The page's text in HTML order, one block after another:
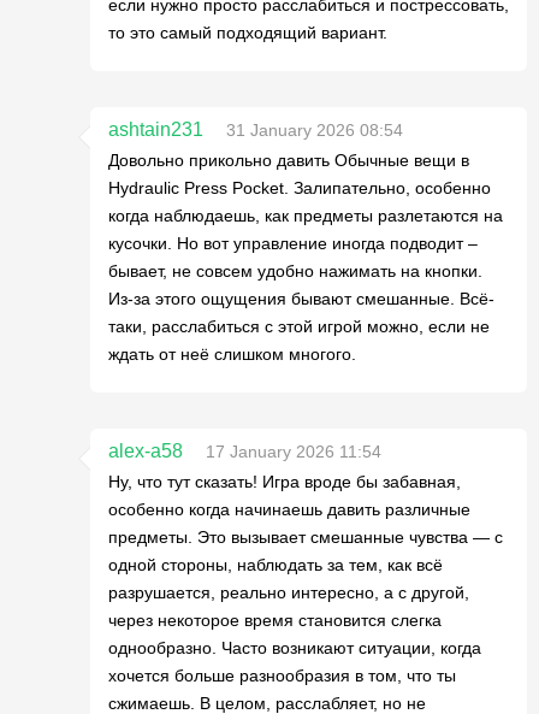
если нужно просто расслабиться и пострессовать,
то это самый подходящий вариант.
ashtain231
31 January 2026 08:54
Довольно прикольно давить Обычные вещи в
Hydraulic Press Pocket. Залипательно, особенно
когда наблюдаешь, как предметы разлетаются на
кусочки. Но вот управление иногда подводит –
бывает, не совсем удобно нажимать на кнопки.
Из-за этого ощущения бывают смешанные. Всё-
таки, расслабиться с этой игрой можно, если не
ждать от неё слишком многого.
alex-a58
17 January 2026 11:54
Ну, что тут сказать! Игра вроде бы забавная,
особенно когда начинаешь давить различные
предметы. Это вызывает смешанные чувства — с
одной стороны, наблюдать за тем, как всё
разрушается, реально интересно, а с другой,
через некоторое время становится слегка
однообразно. Часто возникают ситуации, когда
хочется больше разнообразия в том, что ты
сжимаешь. В целом, расслабляет, но не